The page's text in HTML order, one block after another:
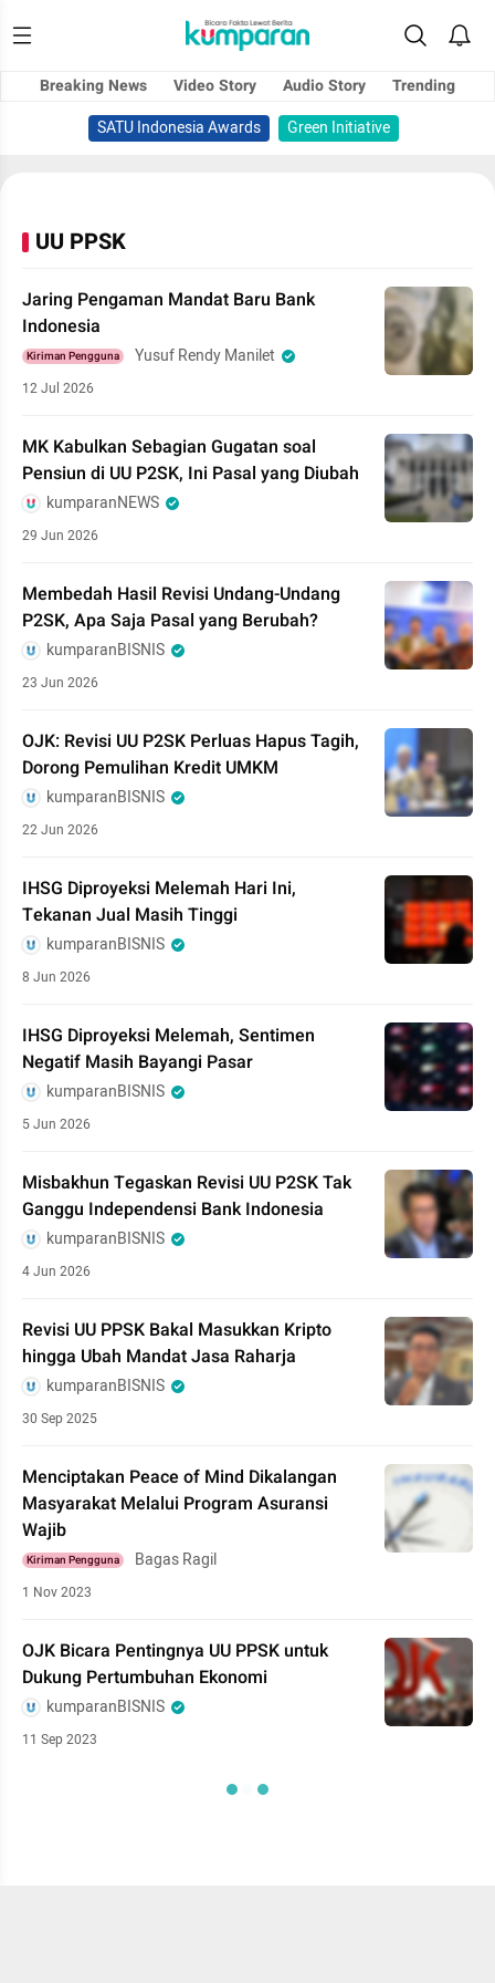
Breaking News Video Story Audio Story
Trending
SATU Indonesia Awards
Green Initiative
UU PPSK
Jaring Pengaman Mandat Baru Bank
Indonesia
Kiriman Pengguna Yusuf Rendy Manilet
12 Jul 2026
MK Kabulkan Sebagian Gugatan soal
Pensiun di UU P2SK, Ini Pasal yang Diubah
kumparanNEWS
29 Jun 2026
Membedah Hasil Revisi Undang-Undang
P2SK, Apa Saja Pasal yang Berubah?
kumparanBISNIS
23 Jun 2026
OJK: Revisi UU P2SK Perluas Hapus Tagih,
Dorong Pemulihan Kredit UMKM
kumparanBISNIS
22 Jun 2026
IHSG Diproyeksi Melemah Hari Ini,
Tekanan Jual Masih Tinggi
kumparanBISNIS
8 Jun 2026
IHSG Diproyeksi Melemah, Sentimen
Negatif Masih Bayangi Pasar
kumparanBISNIS
5 Jun 2026
Misbakhun Tegaskan Revisi UU P2SK Tak
Ganggu Independensi Bank Indonesia
kumparanBISNIS
4 Jun 2026
Revisi UU PPSK Bakal Masukkan Kripto
hingga Ubah Mandat Jasa Raharja
kumparanBISNIS
30 Sep 2025
Menciptakan Peace of Mind Dikalangan
Masyarakat Melalui Program Asuransi
Wajib
Kiriman Pengguna Bagas Ragil
1 Nov 2023
OJK Bicara Pentingnya UU PPSK untuk
Dukung Pertumbuhan Ekonomi
kumparanBISNIS
11 Sep 2023